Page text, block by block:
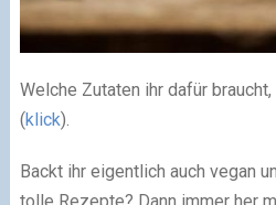
Welche Zutaten ihr dafür
(klick).
Backt ihr eigentlich auch vegan